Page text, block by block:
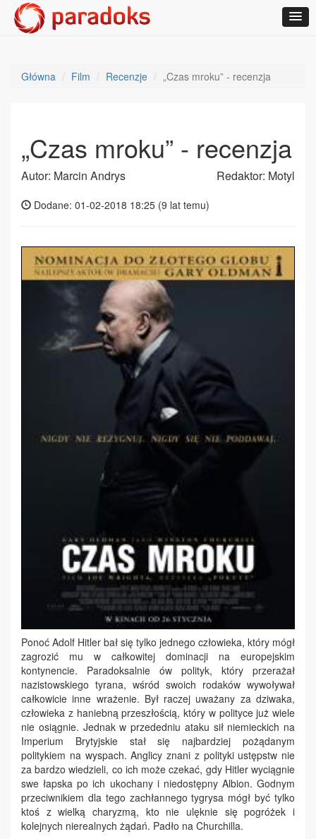
Główna Film Recenzje „Czas mroku” - recenzja
„Czas mroku” - recenzja
Autor: Marcin Andrys Redaktor: Motyl
Dodane: 01-02-2018 18:25 (9 lat temu)
Ponoć Adolf Hitler bał się tylko jednego człowieka, który mógł
zagrozić mu w całkowitej dominacji na europejskim
kontynencie. Paradoksalnie ów polityk, który przerażał
nazistowskiego tyrana, wśród swoich rodaków wywoływał
całkowicie inne wrażenie. Był raczej uważany za dziwaka,
człowieka z haniebną przeszłością, który w polityce już wiele
nie osiągnie. Jednak w przededniu ataku sił niemieckich na
Imperium Brytyjskie stał się najbardziej pożądanym
politykiem na wyspach. Anglicy znani z polityki ustępstw nie
za bardzo wiedzieli, co ich może czekać, gdy Hitler wyciągnie
swe łapska po ich ukochany i niedostępny Albion. Godnym
przeciwnikiem dla tego zachłannego tygrysa mógł być tylko
ktoś z wielką charyzmą, kto nie ulęknie się pogróżek i
kolejnych nierealnych żądań. Padło na Churchilla.